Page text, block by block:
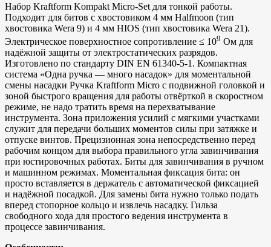
Набор Kraftform Kompakt Micro-Set для тонкой работы.
Подходит для битов с хвостовиком 4 мм Halfmoon (тип
хвостовика Wera 9) и 4 мм HIOS (тип хвостовика Wera 21).
Электрическое поверхностное сопротивление ≤ 109 Ом для
надёжной защиты от электростатических разрядов.
Изготовлено по стандарту DIN EN 61340-5-1. Компактная
система «Одна ручка — много насадок» для моментальной
смены насадки Ручка Kraftform Micro с подвижной головкой и
зоной быстрого вращения для работы отвёрткой в скоростном
режиме, не надо тратить время на перехватывание
инструмента. Зона приложения усилий с мягкими участками
служит для передачи больших моментов силы при затяжке и
отпуске винтов. Прецизионная зона непосредственно перед
рабочим концом для выбора правильного угла завинчивания
при юстировочных работах. Биты для завинчивания в ручном
и машинном режимах. Моментальная фиксация бита: он
просто вставляется в держатель с автоматической фиксацией
и надёжной посадкой. Для замены бита нужно только подать
вперед стопорное кольцо и извлечь насадку. Гильза
свободного хода для простого ведения инструмента в
процессе завинчивания.